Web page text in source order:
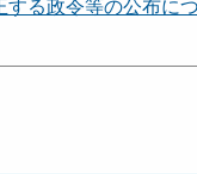
る政令等の公布に